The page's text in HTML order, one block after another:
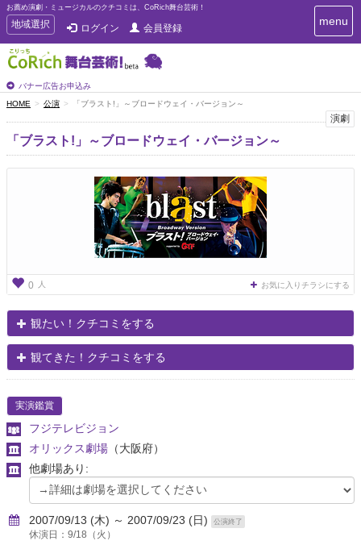
お薦め演劇・ミュージカルのクチコミは、CoRich舞台芸術！
T
o
g
g
e
n
a
v
地域選択 ログイン 会員登録
バナー広告お申込み
T
o
i
menu
HOME 公演 「ブラスト!」～ブロードウェイ・バージョン～
演劇
「ブラスト!」～ブロードウェイ・バージョン～
0 人 お気に入りチラシにする
観たい！クチコミをする
観てきた！クチコミをする
実演鑑賞
フジテレビジョン
オリックス劇場 （大阪府）
他劇場あり:
2007/09/13 (木) ～ 2007/09/23 (日) 公演終了
休演日：9/18（火）